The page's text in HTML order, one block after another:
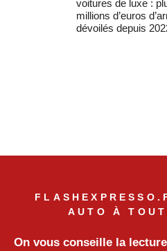
voitures de luxe :
millions d’euros
dévoilés depuis
AUTO À
On vous conseille la